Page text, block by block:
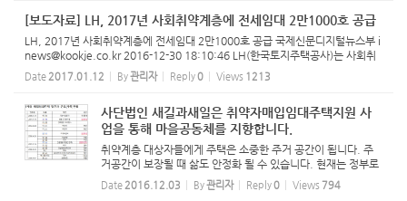
[보도자료] LH, 2017년 사회취약계층에 전세임대 2만1000호 공급
LH, 2017년 사회취약계층에 전세임대 2만1000호 공급 국제신문디지털뉴스부 i
news@kookje.co.kr 2016-12-30 18:10:46 LH(한국토지주택공사)는 사회취
약계층과 대학생, 신혼부부 등을 위해 2017년에 전세임대주택 2만1000호를 공
급한다. 전세임대주택이란 입주...
Date 2017.01.12 By관리자 Reply0 Views 1213
사단법인 새길과새일은 취약자매입임대주택지원 사
업을 통해 마을공동체를 지향합니다.
취약계층 대상자들에게 주택은 소중한 주거 공간이 됩니다. 주
거공간이 보장될 때 삶도 안정화 될 수 있습니다. 현재는 정부로
부터 입주민을 위하여 매입임대주택사업을 위탁받아 운영하고
있지만, 이 사업이 10년안에 종료될 경우 거주자들간 마을공동
Date 2016.12.03 By관리자 Reply0 Views 794